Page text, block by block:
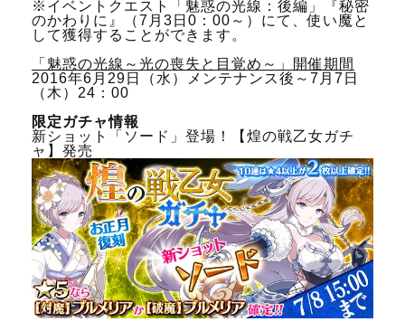
※イベントクエスト「魅惑の光線：後編」『秘密
のかわりに』（7月3日0：00～）にて、使い魔と
して獲得することができます。
「魅惑の光線～光の喪失と目覚め～」開催期間
2016年6月29日（水）メンテナンス後～7月7日
（木）24：00
限定ガチャ情報
新ショット「ソード」登場！【煌の戦乙女ガチ
ャ】発売